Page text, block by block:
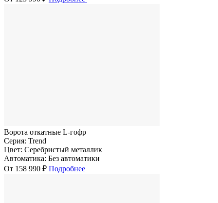
Ворота откатные L-гофр
Серия: Trend
Цвет: Серебристый металлик
Автоматика: Без автоматики
От 158 990 ₽ Подробнее